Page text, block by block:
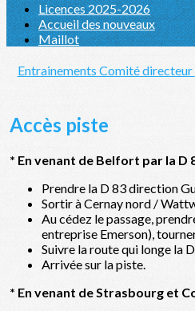
Licences 2025-2026
Accueil des nouveaux
Maillot
Entrainements Comité directeur
Accès piste
* En venant de Belfort par la D
Prendre la D 83 direction
Sortir à Cernay nord /
Au cédez le passage,
entreprise Emerson),
Suivre la route qui longe la
Arrivée sur la piste.
* En venant de Strasbourg et